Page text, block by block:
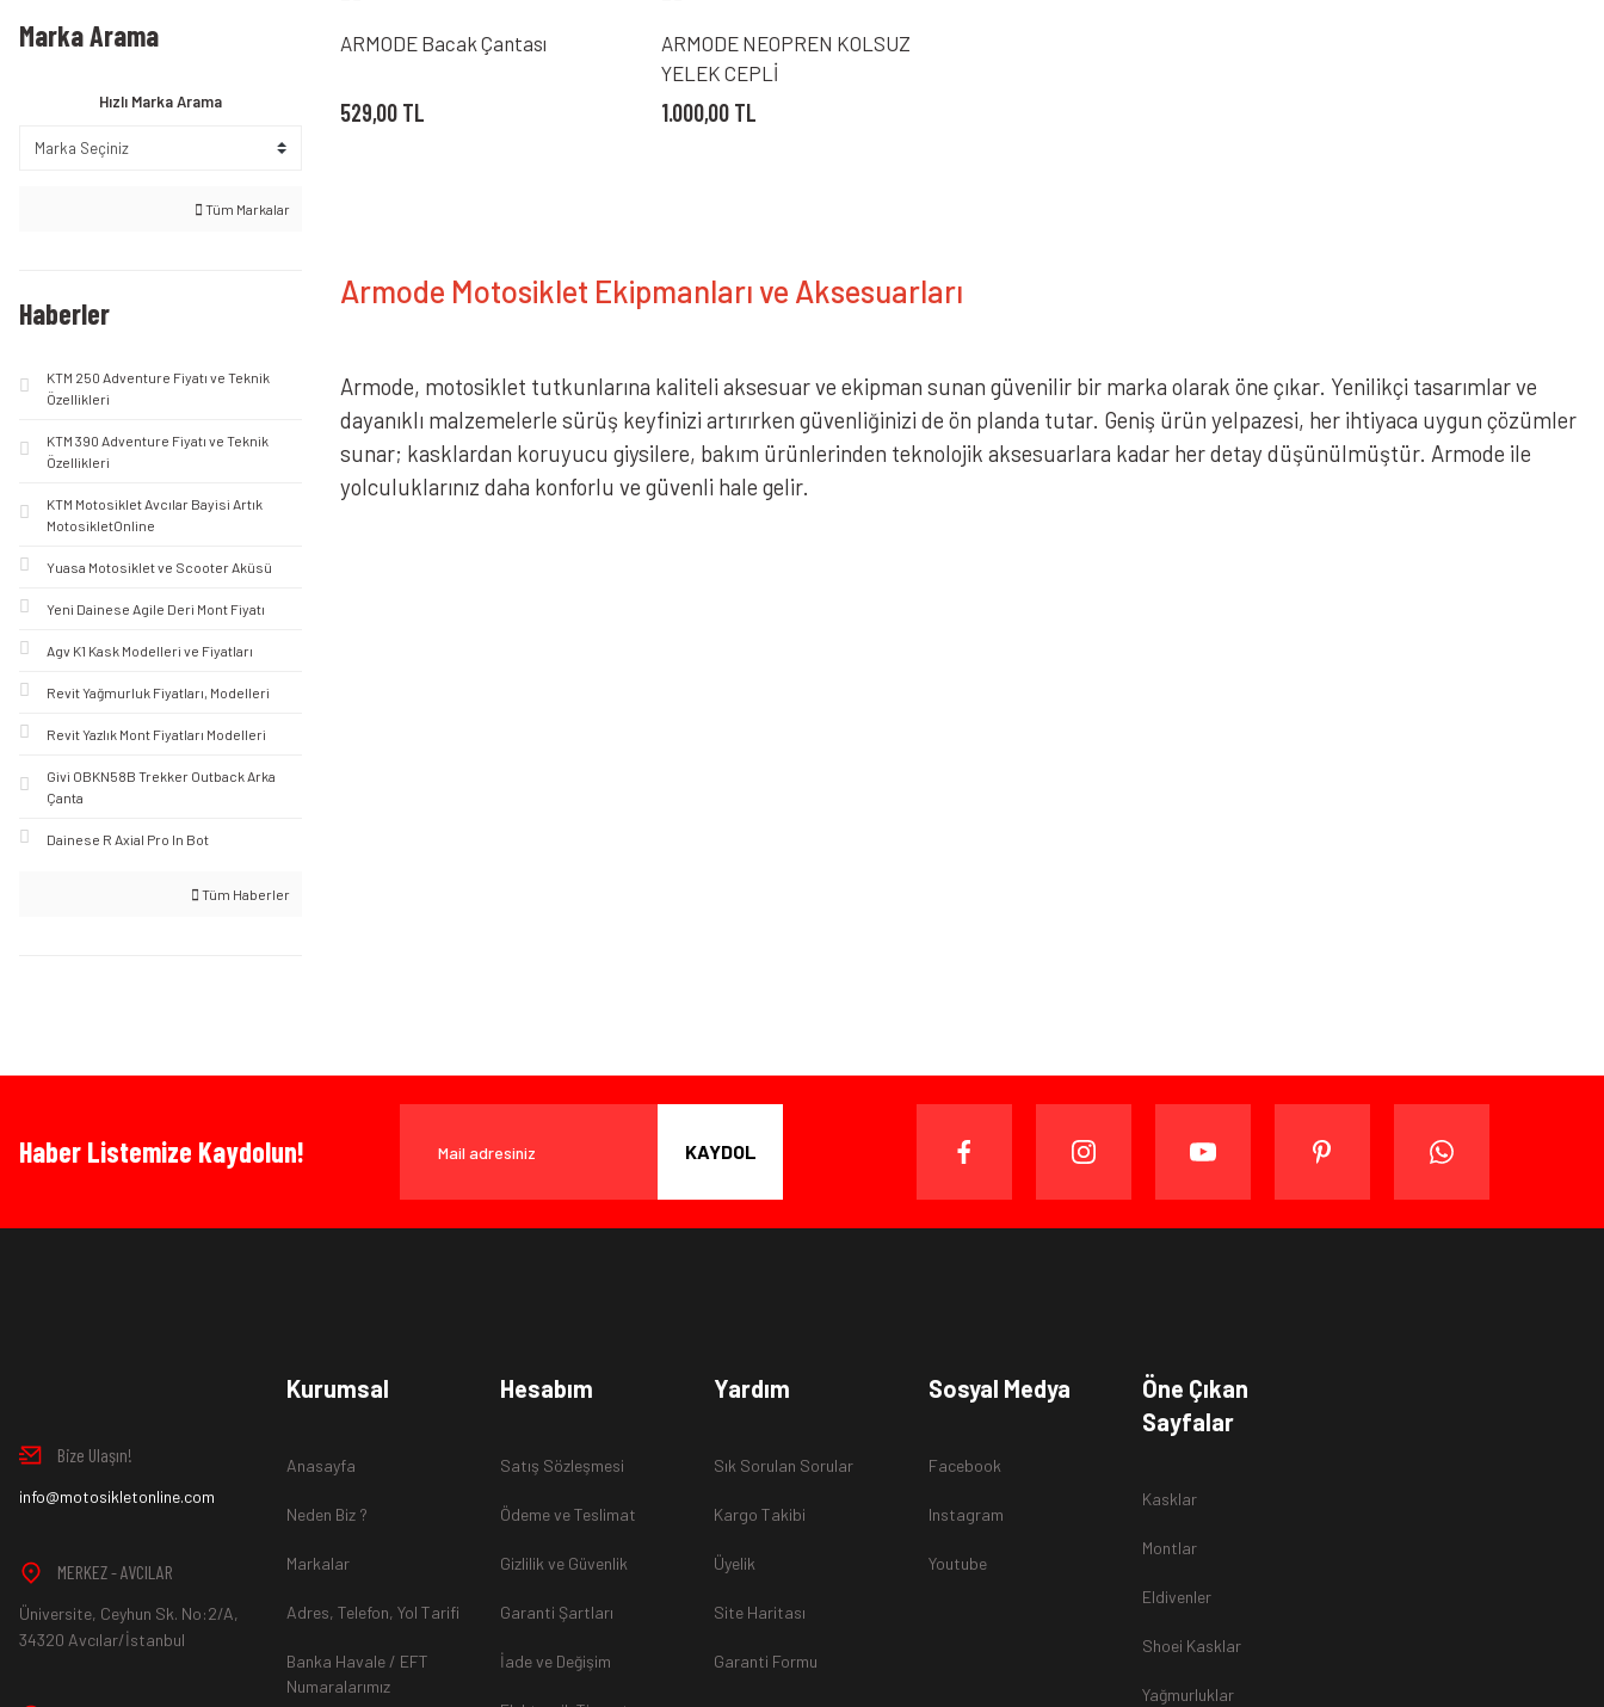
Marka Arama
Hızlı Marka Arama
Tüm Markalar
Haberler
KTM 250 Adventure Fiyatı ve Teknik
Özellikleri
KTM 390 Adventure Fiyatı ve Teknik
Özellikleri
KTM Motosiklet Avcılar Bayisi Artık
MotosikletOnline
Yuasa Motosiklet ve Scooter Aküsü
Yeni Dainese Agile Deri Mont Fiyatı
Agv K1 Kask Modelleri ve Fiyatları
Revit Yağmurluk Fiyatları, Modelleri
Revit Yazlık Mont Fiyatları Modelleri
Givi OBKN58B Trekker Outback Arka
Çanta
Dainese R Axial Pro In Bot
Tüm Haberler
ARMODE Bacak Çantası
529,00 TL
ARMODE NEOPREN KOLSUZ
YELEK CEPLİ
1.000,00 TL
Armode Motosiklet Ekipmanları ve Aksesuarları
Armode, motosiklet tutkunlarına kaliteli aksesuar ve ekipman sunan güvenilir bir marka olarak öne çıkar. Yenilikçi tasarımlar ve
dayanıklı malzemelerle sürüş keyfinizi artırırken güvenliğinizi de ön planda tutar. Geniş ürün yelpazesi, her ihtiyaca uygun çözümler
sunar; kasklardan koruyucu giysilere, bakım ürünlerinden teknolojik aksesuarlara kadar her detay düşünülmüştür. Armode ile
yolculuklarınız daha konforlu ve güvenli hale gelir.
Haber Listemize Kaydolun! KAYDOL
Bize Ulaşın!
info@motosikletonline.com
MERKEZ - AVCILAR
Üniversite, Ceyhun Sk. No:2/A,
34320 Avcılar/İstanbul
Kurumsal
Anasayfa
Neden Biz ?
Markalar
Adres, Telefon, Yol Tarifi
Banka Havale / EFT
Numaralarımız
Hesabım
Satış Sözleşmesi
Ödeme ve Teslimat
Gizlilik ve Güvenlik
Garanti Şartları
İade ve Değişim
Yardım
Sık Sorulan Sorular
Kargo Takibi
Üyelik
Site Haritası
Garanti Formu
Sosyal Medya
Facebook
Instagram
Youtube
Öne Çıkan
Sayfalar
Kasklar
Montlar
Eldivenler
Shoei Kasklar
Yağmurluklar